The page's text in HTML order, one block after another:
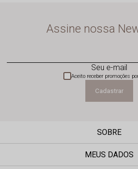
Assine nossa
Seu e-mail
Cadastrar
Aceito receber promoções
SOBRE
MEUS DADOS